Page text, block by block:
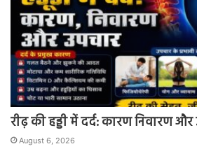
रीढ़ की हड्डी में दर्द: कारण निवारण
August 6, 2026